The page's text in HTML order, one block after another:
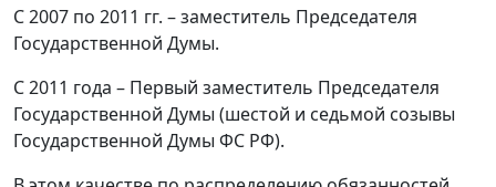
С 2007 по 2011 гг. – заместитель Председателя
Государственной Думы.
С 2011 года – Первый заместитель Председателя
Государственной Думы (шестой и седьмой созывы
Государственной Думы ФС РФ).